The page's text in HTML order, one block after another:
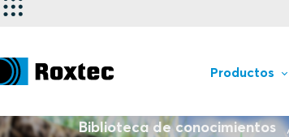
Productos
Biblioteca de conocimientos